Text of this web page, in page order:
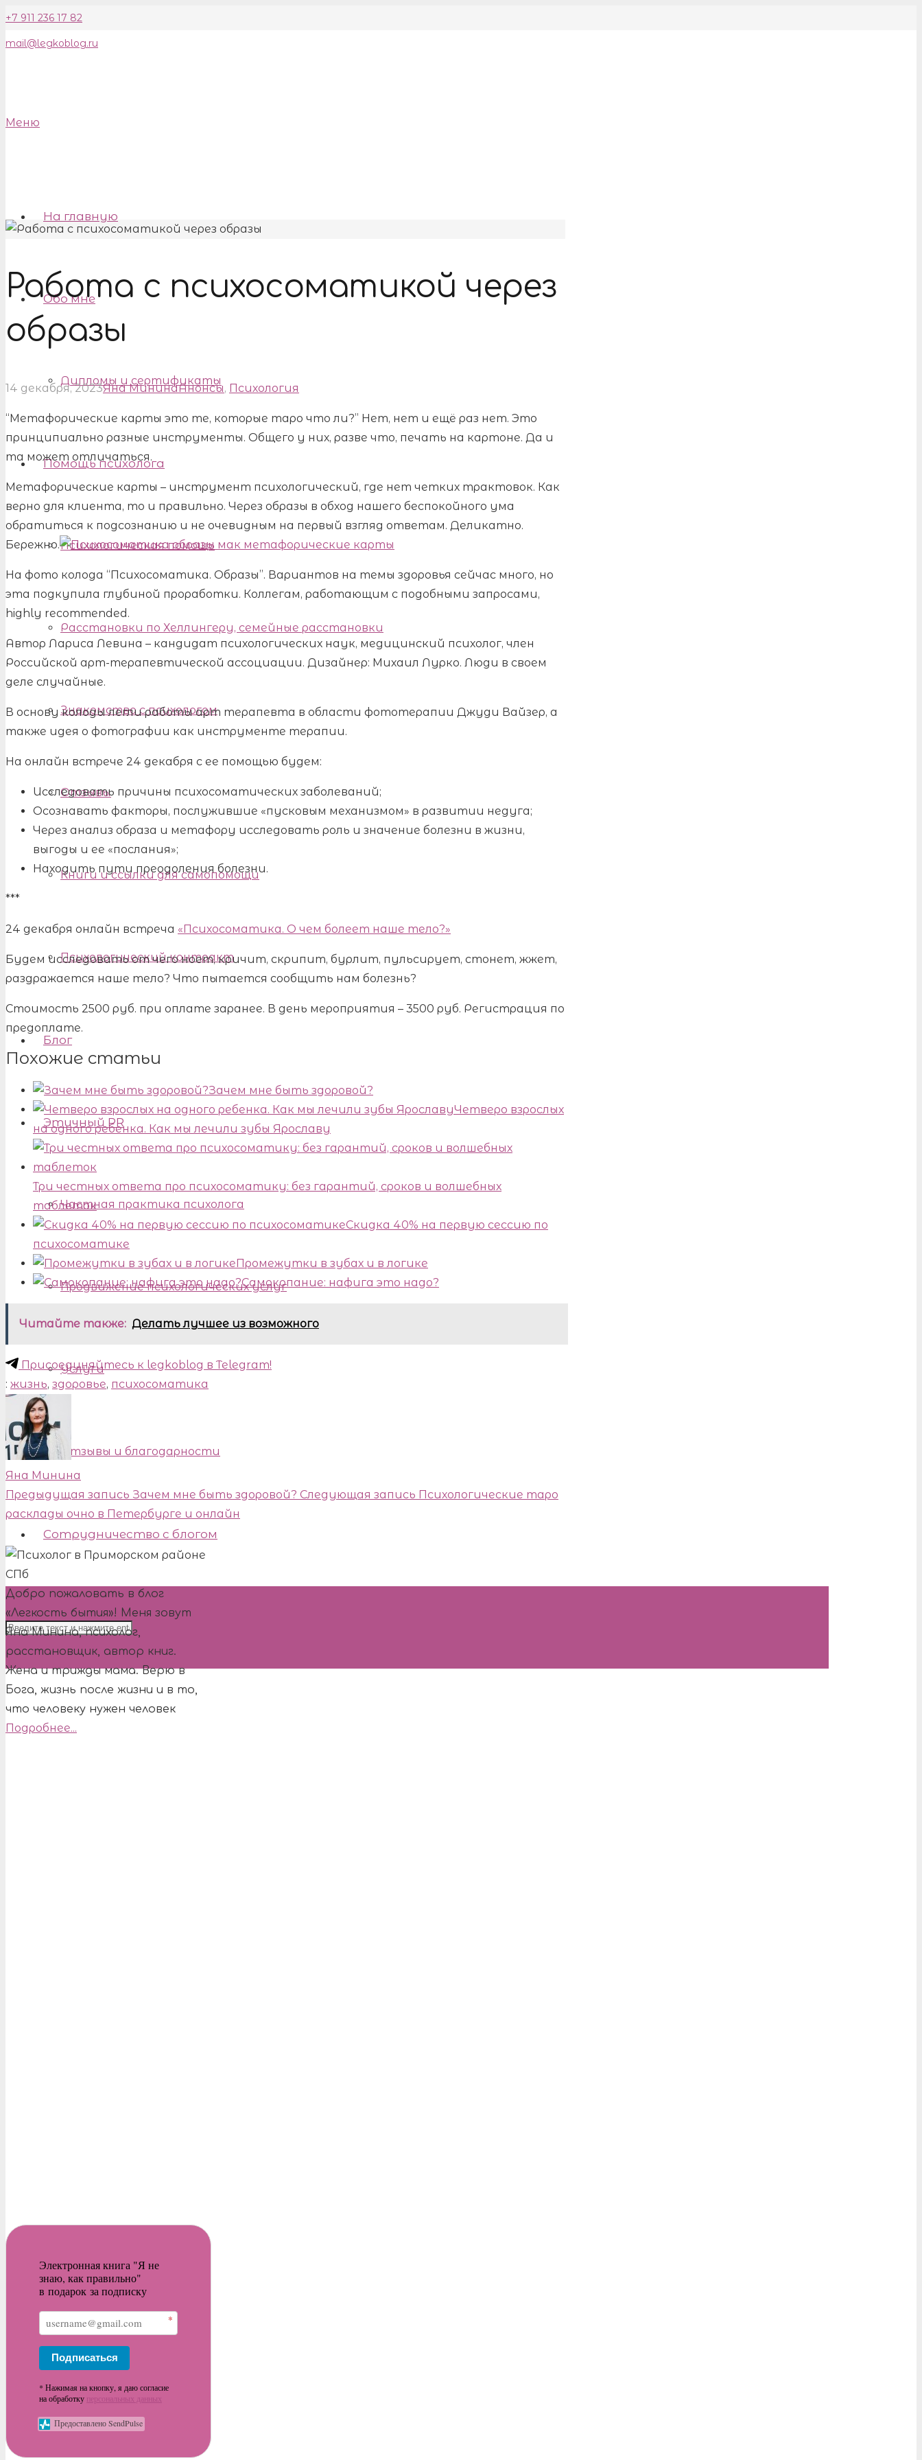
+7 911 236 17 82
mail@legkoblog.ru
Меню
На главную
Обо мне
Дипломы и сертификаты
Помощь психолога
Психологическая помощь
Расстановки по Хеллингеру, семейные расстановки
Знакомство с психологом
Отзывы
Книги и ссылки для самопомощи
Психологический контракт
Блог
Этичный PR
Частная практика психолога
Продвижение психологических услуг
Услуги
Отзывы и благодарности
Сотрудничество с блогом
Работа с психосоматикой через
образы
14 декабря, 2023Яна МининаАнонсы, Психология
“Метафорические карты это те, которые таро что ли?” Нет, нет и ещё раз нет. Это
принципиально разные инструменты. Общего у них, разве что, печать на картоне. Да и
та может отличаться.
Метафорические карты – инструмент психологический, где нет четких трактовок. Как
верно для клиента, то и правильно. Через образы в обход нашего беспокойного ума
обратиться к подсознанию и не очевидным на первый взгляд ответам. Деликатно.
Бережно.
На фото колода “Психосоматика. Образы”. Вариантов на темы здоровья сейчас много, но
эта подкупила глубиной проработки. Коллегам, работающим с подобными запросами,
highly recommended.
Автор Лариса Левина – кандидат психологических наук, медицинский психолог, член
Российской арт-терапевтической ассоциации. Дизайнер: Михаил Лурко. Люди в своем
деле случайные.
В основу колоды легли работы арт терапевта в области фототерапии Джуди Вайзер, а
также идея о фотографии как инструменте терапии.
На онлайн встрече 24 декабря с ее помощью будем:
Исследовать причины психосоматических заболеваний;
Осознавать факторы, послужившие «пусковым механизмом» в развитии недуга;
Через анализ образа и метафору исследовать роль и значение болезни в жизни,
выгоды и ее «послания»;
Находить пути преодоления болезни.
***
24 декабря онлайн встреча «Психосоматика. О чем болеет наше тело?»
Будем исследовать от чего ноет, кричит, скрипит, бурлит, пульсирует, стонет, жжет,
раздражается наше тело? Что пытается сообщить нам болезнь?
Стоимость 2500 руб. при оплате заранее. В день мероприятия – 3500 руб. Регистрация по
предоплате.
Похожие статьи
Зачем мне быть здоровой?
Четверо взрослых
на одного ребенка. Как мы лечили зубы Ярославу
Три честных ответа про психосоматику: без гарантий, сроков и волшебных
таблеток
Скидка 40% на первую сессию по
психосоматике
Промежутки в зубах и в логике
Самокопание: нафига это надо?
Читайте также: Делать лучшее из возможного
Присоединяйтесь к legkoblog в Telegram!
: жизнь, здоровье, психосоматика
Яна Минина
Предыдущая запись Зачем мне быть здоровой? Следующая запись Психологические таро
расклады очно в Петербурге и онлайн
Добро пожаловать в блог
«Легкость бытия»! Меня зовут
Яна Минина, психолог,
расстановщик, автор книг.
Жена и трижды мама. Верю в
Бога, жизнь после жизни и в то,
что человеку нужен человек
Подробнее...
Электронная книга "Я не
знаю, как правильно"
в подарок за подписку
*
Подписаться
* Нажимая на кнопку, я даю согласие
на обработку персональных данных
Предоставлено SendPulse